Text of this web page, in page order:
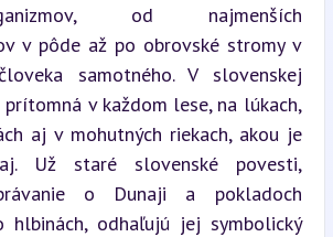
od najmenších
v pôde až po obrovské stromy v
samotného. V slovenskej
v každom lese, na lúkach,
aj v mohutných riekach, akou je
Už staré slovenské povesti,
o Dunaji a pokladoch
hlbinách, odhaľujú jej symbolický